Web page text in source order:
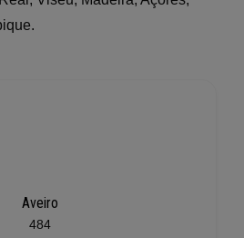
Aveiro
484